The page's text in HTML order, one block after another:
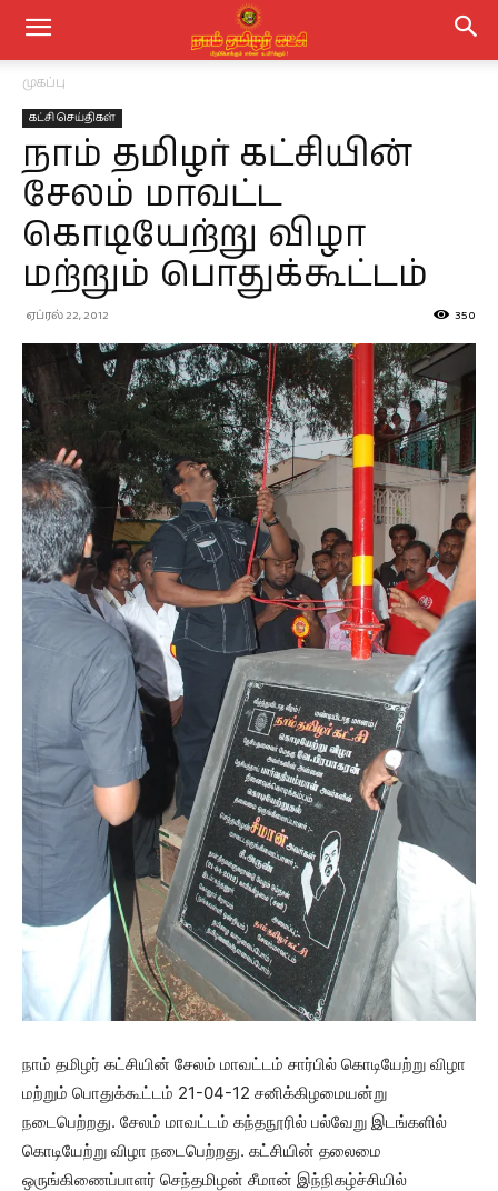
முகப்பு
கட்சி செய்திகள்
நாம் தமிழர் கட்சியின்
சேலம் மாவட்ட
கொடியேற்று விழா
மற்றும் பொதுக்கூட்டம்
ஏப்ரல் 22, 2012 350
நாம் தமிழர் கட்சியின் சேலம் மாவட்டம் சார்பில் கொடியேற்று விழா
மற்றும் பொதுக்கூட்டம் 21-04-12 சனிக்கிழமையன்று
நடைபெற்றது. சேலம் மாவட்டம் கந்தநூரில் பல்வேறு இடங்களில்
கொடியேற்று விழா நடைபெற்றது. கட்சியின் தலைமை
ஒருங்கிணைப்பாளர் செந்தமிழன் சீமான் இந்நிகழ்ச்சியில்